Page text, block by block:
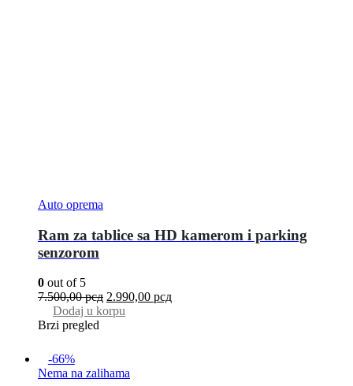
Auto oprema
Ram za tablice sa HD kamerom i parking
senzorom
0 out of 5
7.500,00рсд 2.990,00 рсд
Dodaj u korpu
Brzi pregled
-66%
Nema na zalihama